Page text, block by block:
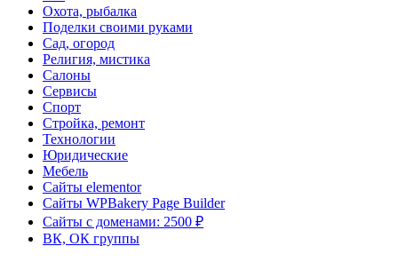
Охота, рыбалка
Поделки своими руками
Сад, огород
Религия, мистика
Салоны
Сервисы
Спорт
Стройка, ремонт
Технологии
Юридические
Мебель
Сайты elementor
Сайты WPBakery Page Builder
Сайты с доменами: 2500 ₽
ВК, ОК группы